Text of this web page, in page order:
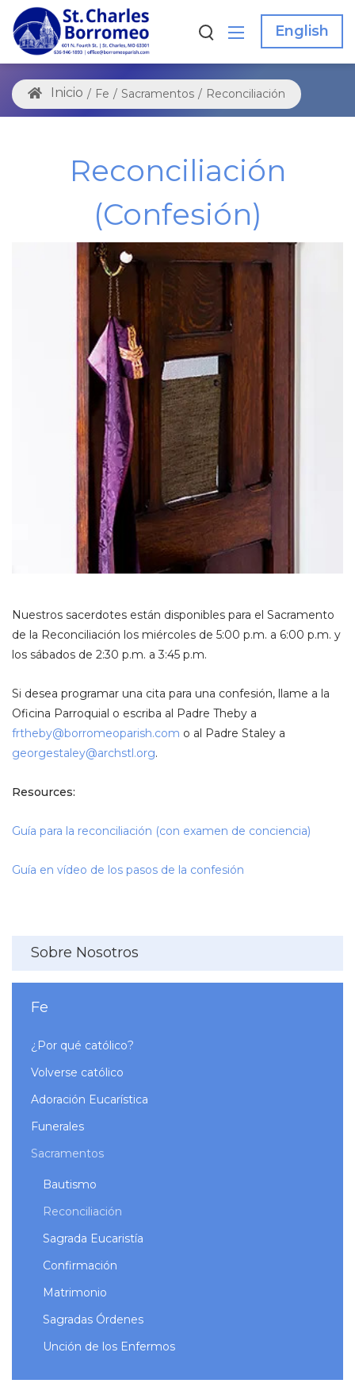
English
/ Fe / Sacramentos / Reconciliación
Reconciliación
(Confesión)
Nuestros sacerdotes están disponibles para el Sacramento
de la Reconciliación los miércoles de 5:00 p.m. a 6:00 p.m. y
los sábados de 2:30 p.m. a 3:45 p.m.
Si desea programar una cita para una confesión, llame a la
Oficina Parroquial o escriba al Padre Theby a
frtheby@borromeoparish.com o al Padre Staley a
georgestaley@archstl.org.
Resources:
Guía para la reconciliación (con examen de conciencia)
Guía en vídeo de los pasos de la confesión
Sobre Nosotros
Fe
¿Por qué católico?
Volverse católico
Adoración Eucarística
Funerales
Sacramentos
Bautismo
Reconciliación
Sagrada Eucaristía
Confirmación
Matrimonio
Sagradas Órdenes
Unción de los Enfermos